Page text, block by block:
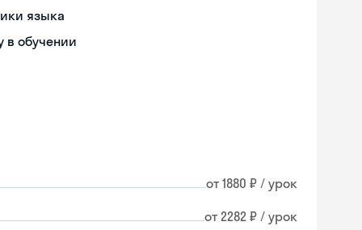
языка
в обучении
от 1880 ₽ / урок
от 2282 ₽ / урок